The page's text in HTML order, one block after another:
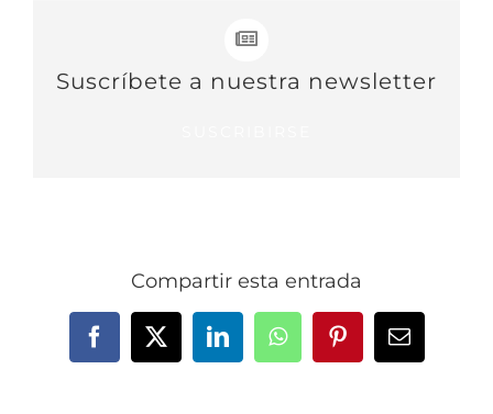
Suscríbete a nuestra newsletter
Compartir esta entrada
Facebook
X LinkedInWhatsAppPinterestCorreo